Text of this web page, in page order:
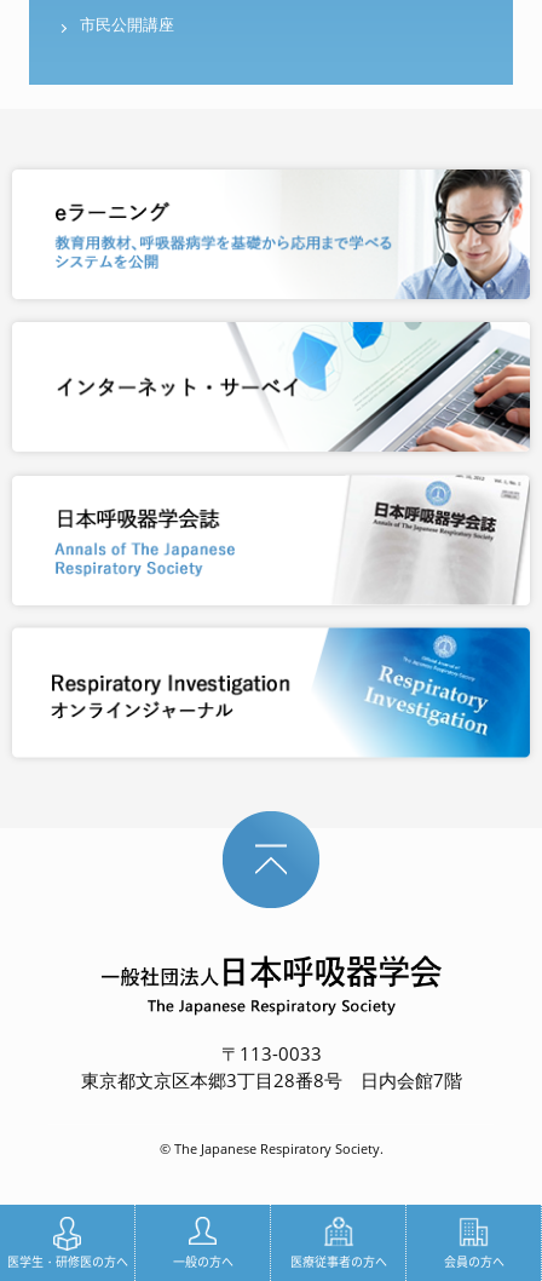
医学生・研修医の方へ 一般の方へ 医療従事者の方へ 会員の方へ
市民公開講座
〒113-0033
東京都文京区本郷3丁目28番8号 日内会館7階
© The Japanese Respiratory Society.